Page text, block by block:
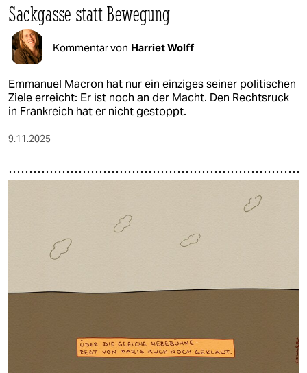
Sackgasse statt Bewegung
Kommentar von Harriet Wolff
Emmanuel Macron hat nur ein einziges seiner politischen
Ziele erreicht: Er ist noch an der Macht. Den Rechtsruck
in Frankreich hat er nicht gestoppt.
9.11.2025